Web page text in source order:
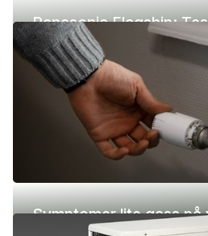
Panasonic Flagship:
(-42 °C)
Symptomer lite gass på